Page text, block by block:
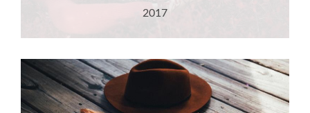
2017